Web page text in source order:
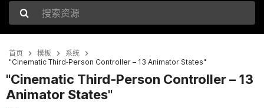
搜索资源
首页 模板
系统
"Cinematic Third‑Person Controller – 13 Animator States"
"Cinematic Third‑Person Controller – 13
Animator States"